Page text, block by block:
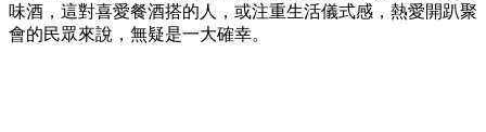
味酒，這對喜愛餐酒搭的人，或注重生活儀式感，熱愛開趴聚
會的民眾來說，無疑是一大確幸。